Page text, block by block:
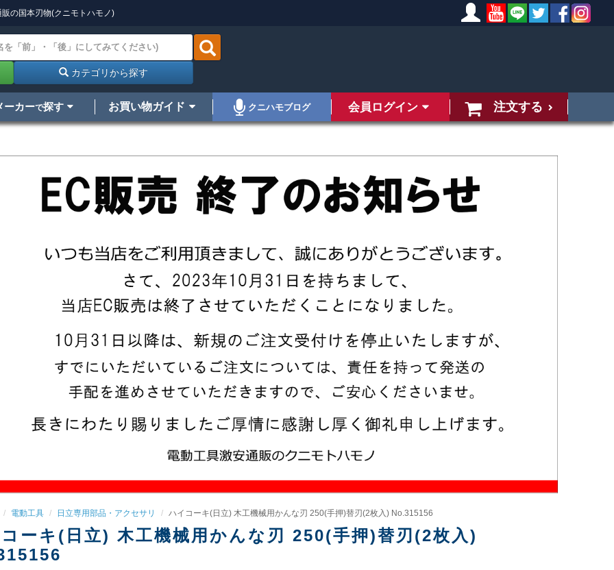
の国本刃物(クニモトハモノ)
カテゴリから探す
ーカーで探す お買い物ガイド クニハモブログ 会員ログイン 注文する
電動工具 日立専用部品・アクセサリ ハイコーキ(日立) 木工機械用かんな刃 250(手押)替刃(2枚入) No.315156
ーキ(日立) 木工機械用かんな刃 250(手押)替刃(2枚入)